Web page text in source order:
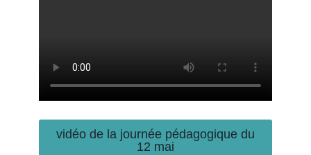
vidéo de la journée pédagogique du
12 mai